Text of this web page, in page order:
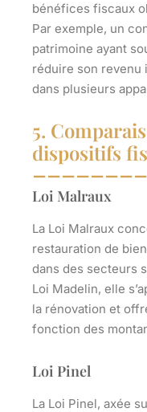
bénéfices fiscaux
Par exemple, un
patrimoine ayant
réduire son revenu
dans plusieurs
5.
dispositifs
Loi Malraux
La Loi Malraux
restauration de
dans des secteurs
Loi Madelin, elle
la rénovation et
fonction des
Loi Pinel
La Loi Pinel, axée